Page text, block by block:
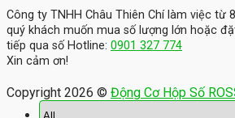
Công ty TNHH Châu Thiên Chí làm việc từ
quý khách muốn mua số lượng lớn hoặc
tiếp qua số Hotline: 0901 327 774
Xin cảm ơn!
Copyright 2026 © Động Cơ Hộp Số